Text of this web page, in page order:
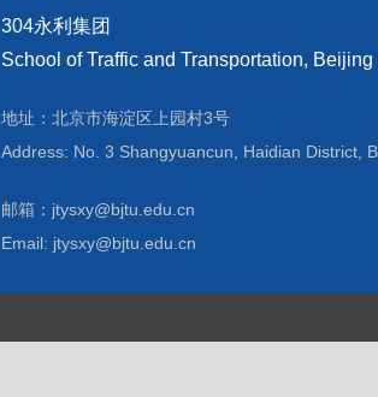
304永利集团
School of Traffic and Transportation,
地址：北京市海淀区上园村3号
Address: No. 3 Shangyuancun, Haidian District,
邮箱：jtysxy@bjtu.edu.cn
Email: jtysxy@bjtu.edu.cn